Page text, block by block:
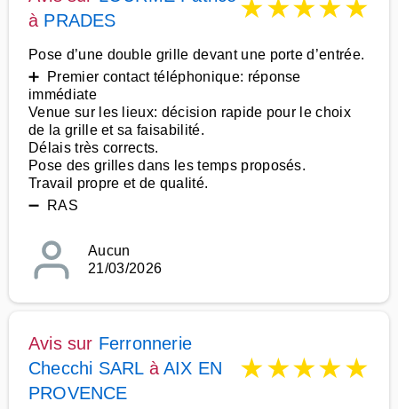
à PRADES ★★★★★
Pose d’une double grille devant une porte d’entrée.
➕ Premier contact téléphonique: réponse
immédiate
Venue sur les lieux: décision rapide pour le choix
de la grille et sa faisabilité.
Délais très corrects.
Pose des grilles dans les temps proposés.
Travail propre et de qualité.
➖ RAS
Aucun
21/03/2026
Avis sur Ferronnerie
Checchi SARLàAIX EN
PROVENCE
★★★★★